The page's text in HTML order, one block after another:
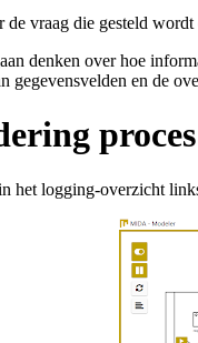
vraag die gesteld
denken over hoe
gegevensvelden en de
het logging-overzicht